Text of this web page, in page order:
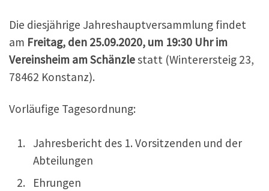
Die diesjährige Jahreshauptversammlung findet
am Freitag, den 25.09.2020, um 19:30 Uhr im
Vereinsheim am Schänzlestatt (Winterersteig 23,
78462 Konstanz).
Vorläufige Tagesordnung:
Jahresbericht des 1. Vorsitzenden und der
Abteilungen
Ehrungen